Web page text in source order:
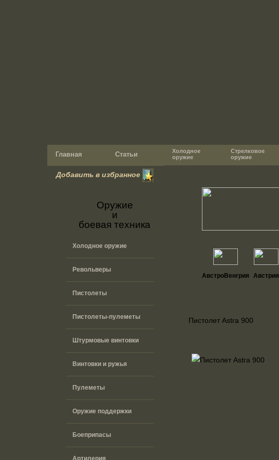
Главная Статьи
Холодное
оружие
Стрелковое
оружие
Добавить в избранное
Оружие
и
боевая техника
Холодное оружие
Револьверы
Пистолеты
Пистолеты-пулеметы
Штурмовые винтовки
Винтовки и ружья
Пулеметы
Оружие поддержки
Боеприпасы
Артилерия
АвстроВенгрия Австрия
Пистолет Astra 900